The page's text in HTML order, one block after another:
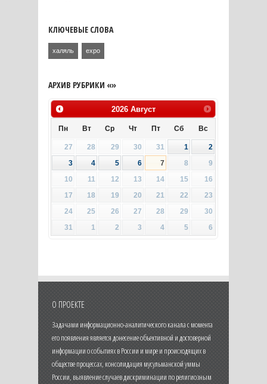
КЛЮЧЕВЫЕ СЛОВА
халяль expo
АРХИВ РУБРИКИ «»
2026 Август
Пн Вт Ср Чт Пт Сб Вс
27 28 29 30 31 1
2
3
4 5 6 7 8
9
10
11 12 13 14 15
16
17
18 19 20 21 22
23
24
25 26 27 28 29
30
31
1 2 3 4 5 6
О ПРОЕКТЕ
Задачами информационно-аналитического канала с момента
его появления является донесение объективной и достоверной
информации о событиях в России и мире и происходящих в
обществе процессах, консолидация мусульманской уммы
России, выявление случаев дискриминации по религиозным